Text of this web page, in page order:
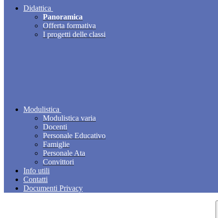
Didattica
Panoramica
Offerta formativa
I progetti delle classi
Modulistica
Modulistica varia
Docenti
Personale Educativo
Famiglie
Personale Ata
Convittori
Info utili
Contatti
Documenti Privacy